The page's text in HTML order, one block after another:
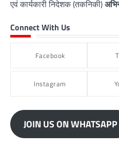
एवं कार्यकारी निदेशक (तकनिकी)
Connect With Us
Facebook
Instagram
JOIN US ON WHATSAPP